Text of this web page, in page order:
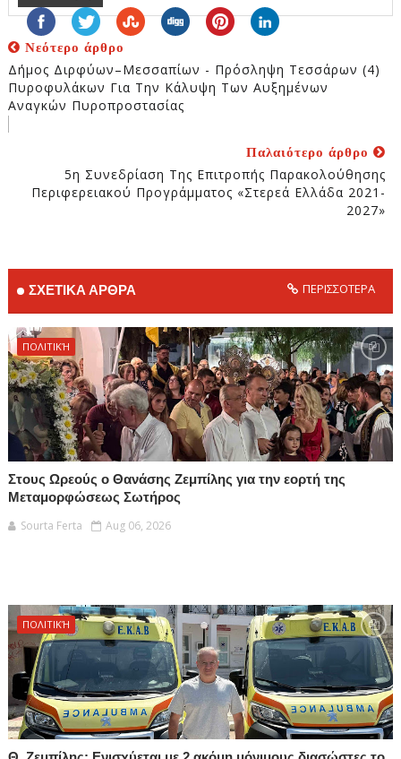
Νεότερο άρθρο
Δήμος Διρφύων–Μεσσαπίων - Πρόσληψη Τεσσάρων (4)
Πυροφυλάκων Για Την Κάλυψη Των Αυξημένων
Αναγκών Πυροπροστασίας
Παλαιότερο άρθρο
5η Συνεδρίαση Της Επιτροπής Παρακολούθησης
Περιφερειακού Προγράμματος «Στερεά Ελλάδα 2021-
2027»
ΣΧΕΤΙΚΑ ΑΡΘΡΑ ΠΕΡΙΣΣΟΤΕΡΑ
ΠΟΛΙΤΙΚΉ
Στους Ωρεούς ο Θανάσης Ζεμπίλης για την εορτή της
Μεταμορφώσεως Σωτήρος
Sourta Ferta
Aug 06, 2026
ΠΟΛΙΤΙΚΉ